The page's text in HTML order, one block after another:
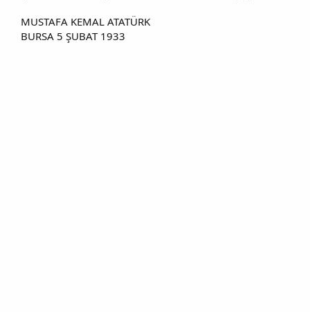
MUSTAFA KEMAL ATATÜRK
BURSA 5 ŞUBAT 1933​